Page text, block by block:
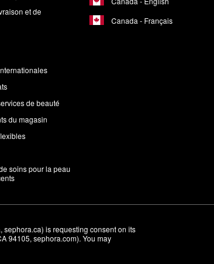
et de
de beauté
du magasin
soins pour la peau
Canada - Français
sephora.ca) is requesting consent on its
94105, sephora.com). You may